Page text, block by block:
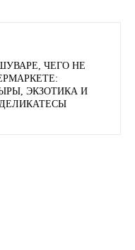
ЧЕГО НЕ
ЭКЗОТИКА И